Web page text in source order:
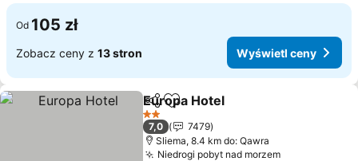
Od 105 zł
Zobacz ceny z 13 stron Wyświetl ceny
Udostępnij
Dodaj do ulubionych
Europa Hotel
2 Kategoria
7,0
7479
Sliema, 8.4 km do: Qawra
Niedrogi pobyt nad morzem